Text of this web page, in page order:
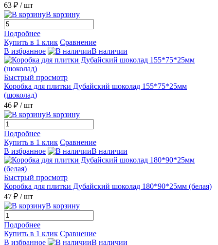
63 ₽ / шт
В корзину
Подробнее
Купить в 1 клик Сравнение
В избранное
В наличии
Быстрый просмотр
Коробка для плитки Дубайский шоколад 155*75*25мм
(шоколад)
46 ₽ / шт
В корзину
Подробнее
Купить в 1 клик Сравнение
В избранное
В наличии
Быстрый просмотр
Коробка для плитки Дубайский шоколад 180*90*25мм (белая)
47 ₽ / шт
В корзину
Подробнее
Купить в 1 клик Сравнение
В избранное
В наличии